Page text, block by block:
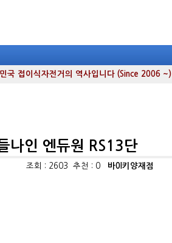
국 접이식자전거의 역사입니다 (Since 2006 ~)
나인 엔듀원 RS13단
조회 : 2603 추천 : 0 바0l키양재점